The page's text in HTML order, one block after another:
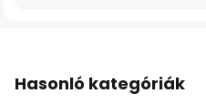
Hasonló kategóriák